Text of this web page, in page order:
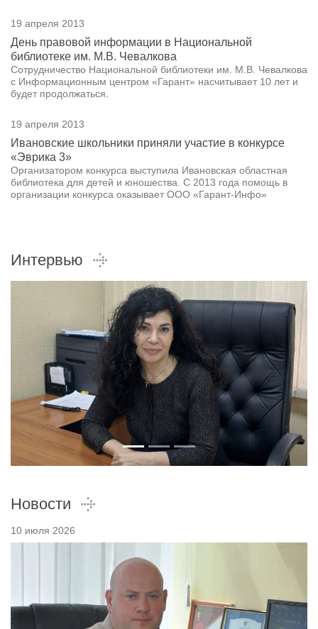
19 апреля 2013
День правовой информации в Национальной
библиотеке им. М.В. Чевалкова
Сотрудничество Национальной библиотеки им. М.В. Чевалкова
с Информационным центром «Гарант» насчитывает 10 лет и
будет продолжаться.
19 апреля 2013
Ивановские школьники приняли участие в конкурсе
«Эврика 3»
Организатором конкурса выступила Ивановская областная
библиотека для детей и юношества. С 2013 года помощь в
организации конкурса оказывает ООО «Гарант-Инфо»
Интервью
Новости
10 июля 2026